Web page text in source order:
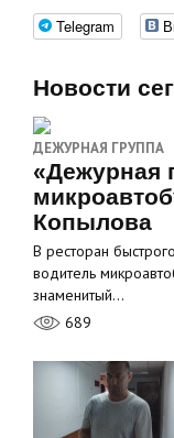
Telegram
Новости
ДЕЖУРНАЯ ГРУППА
«Дежурная
Копылова
В ресторан
водитель
знаменитый…
689